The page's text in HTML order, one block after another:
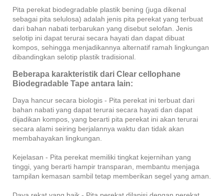
Pita perekat biodegradable plastik bening (juga dikenal
sebagai pita selulosa) adalah jenis pita perekat yang terbuat
dari bahan nabati terbarukan yang disebut selofan. Jenis
selotip ini dapat terurai secara hayati dan dapat dibuat
kompos, sehingga menjadikannya alternatif ramah lingkungan
dibandingkan selotip plastik tradisional.
Beberapa karakteristik dari Clear cellophane
Biodegradable Tape antara lain:
Daya hancur secara biologis - Pita perekat ini terbuat dari
bahan nabati yang dapat terurai secara hayati dan dapat
dijadikan kompos, yang berarti pita perekat ini akan terurai
secara alami seiring berjalannya waktu dan tidak akan
membahayakan lingkungan.
Kejelasan - Pita perekat memiliki tingkat kejernihan yang
tinggi, yang berarti hampir transparan, membantu menjaga
tampilan kemasan sambil tetap memberikan segel yang aman.